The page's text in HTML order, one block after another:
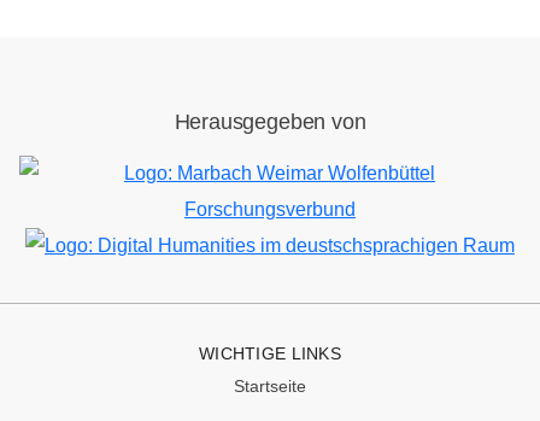
Herausgegeben von
Bild
Bild
WICHTIGE LINKS
Startseite